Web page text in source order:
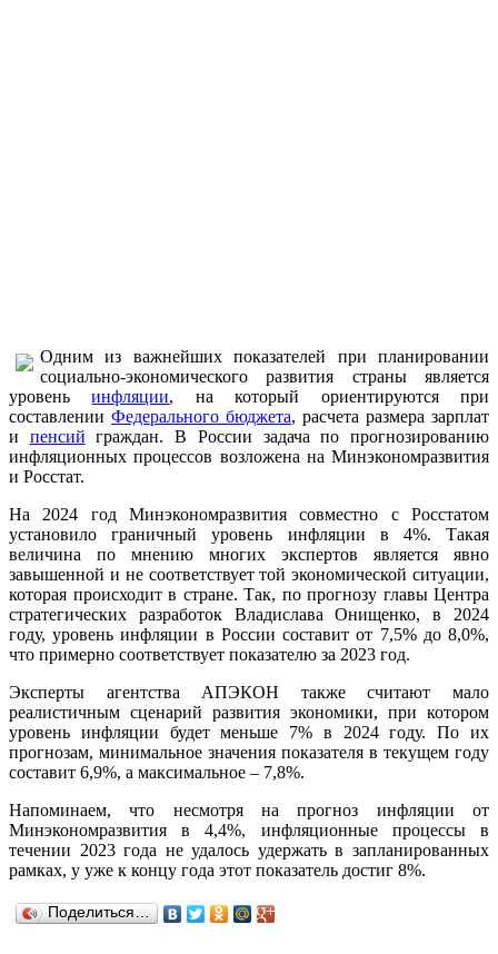
Одним из важнейших показателей при планировании
социально-экономического развития страны является
уровеньинфляции, на который ориентируются при
составлении Федерального бюджета, расчета размера зарплат
и пенсий граждан. В России задача по прогнозированию
инфляционных процессов возложена на Минэкономразвития
и Росстат.
На 2024 год Минэкономразвития совместно с Росстатом
установило граничный уровень инфляции в 4%. Такая
величина по мнению многих экспертов является явно
завышенной и не соответствует той экономической ситуации,
которая происходит в стране. Так, по прогнозу главы Центра
стратегических разработок Владислава Онищенко, в 2024
году, уровень инфляции в России составит от 7,5% до 8,0%,
что примерно соответствует показателю за 2023 год.
Эксперты агентства АПЭКОН также считают мало
реалистичным сценарий развития экономики, при котором
уровень инфляции будет меньше 7% в 2024 году. По их
прогнозам, минимальное значения показателя в текущем году
составит 6,9%, а максимальное – 7,8%.
Напоминаем, что несмотря на прогноз инфляции от
Минэкономразвития в 4,4%, инфляционные процессы в
течении 2023 года не удалось удержать в запланированных
рамках, у уже к концу года этот показатель достиг 8%.
Поделиться…